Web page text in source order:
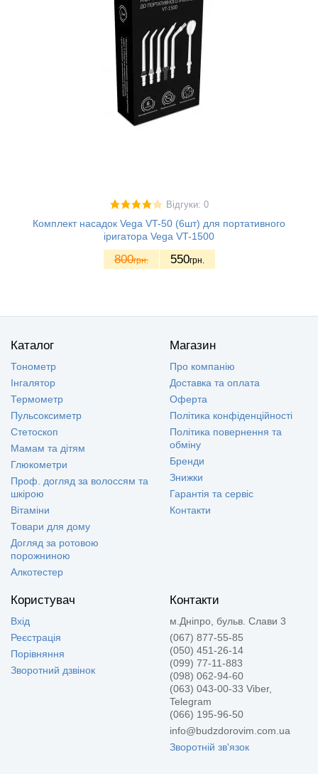
Відгуки: 0
Комплект насадок Vega VT-50 (6шт) для портативного
іригатора Vega VT-1500
800грн. 550грн.
Каталог
Тонометр
Інгалятор
Термометр
Пульсоксиметр
Стетоскоп
Мамам та дітям
Глюкометри
Проф. догляд за волоссям та
шкірою
Вітаміни
Товари для дому
Догляд за ротовою
порожниною
Алкотестер
Магазин
Про компанію
Доставка та оплата
Оферта
Політика конфіденційності
Політика повернення та
обміну
Бренди
Знижки
Гарантія та сервіс
Контакти
Користувач
Вхід
Реєстрація
Порівняння
Зворотний дзвінок
Контакти
м.Дніпро, бульв. Слави 3
(067) 877-55-85
(050) 451-26-14
(099) 77-11-883
(098) 062-94-60
(063) 043-00-33 Viber,
Telegram
(066) 195-96-50
info@budzdorovim.com.ua
Зворотній зв'язок